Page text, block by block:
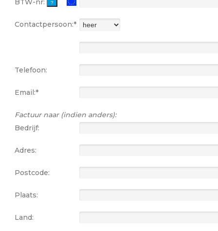
BTW-nr:
Contactpersoon:*
Telefoon:
Email:*
Factuur naar (indien anders):
Bedrijf:
Adres:
Postcode:
Plaats:
Land: